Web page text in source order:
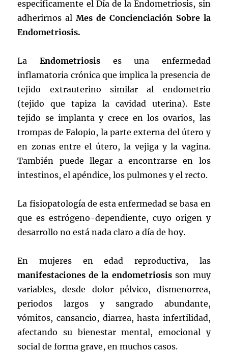
especificamente el Día de la Endometriosis, sin
adherirnos alMes de Concienciación Sobre la
Endometriosis.
La Endometriosis es una enfermedad
inflamatoria crónica que implica la presencia de
tejido extrauterino similar al endometrio
(tejido que tapiza la cavidad uterina). Este
tejido se implanta y crece en los ovarios, las
trompas de Falopio, la parte externa del útero y
en zonas entre el útero, la vejiga y la vagina.
También puede llegar a encontrarse en los
intestinos, el apéndice, los pulmones y el recto.
La fisiopatología de esta enfermedad se basa en
que es estrógeno-dependiente, cuyo origen y
desarrollo no está nada claro a día de hoy.
En mujeres en edad reproductiva, las
manifestaciones de la endometriosisson muy
variables, desde dolor pélvico, dismenorrea,
periodos largos y sangrado abundante,
vómitos, cansancio, diarrea, hasta infertilidad,
afectando su bienestar mental, emocional y
social de forma grave, en muchos casos.